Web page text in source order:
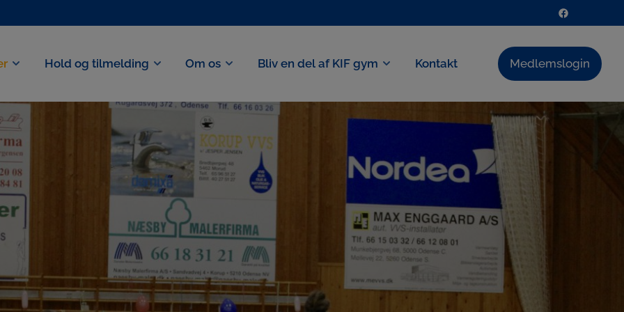
Hold og tilmelding Om os Bliv en del af KIF gym Kontakt Medlemslogin